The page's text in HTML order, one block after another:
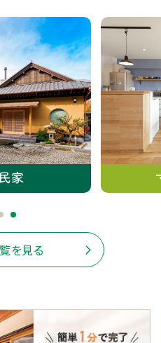
家
を見る